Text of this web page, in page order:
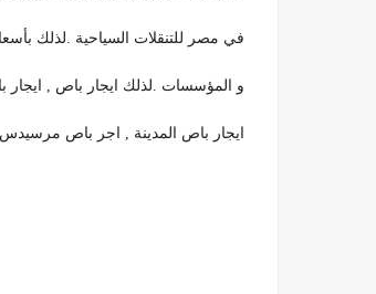
في مصر للتنقلات السياحية .لذلك بأسعار خاصة و عروض
و المؤسسات .لذلك ايجار باص , ايجار باص 33راكب , ايجار باص سابتكو , ايجار باص يومي , ايجار باص
ايجار باص المدينة , اجر باص